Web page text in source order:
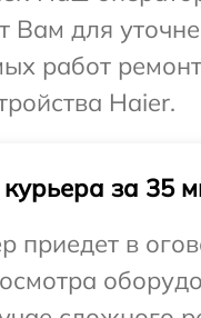
Вам для
работ
Haier.
за 35
приедет в